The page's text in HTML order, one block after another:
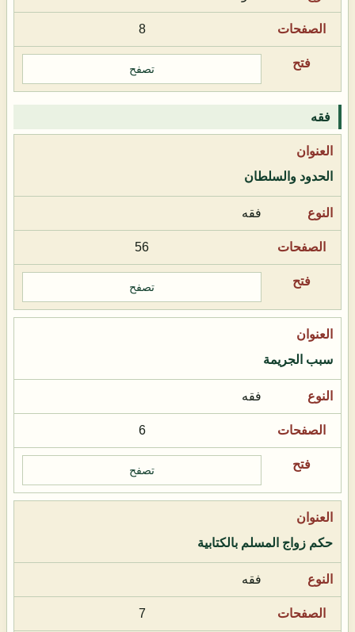
8
تصفح
فقه
الحدود والسلطان
فقه
56
تصفح
سبب الجريمة
فقه
6
تصفح
حكم زواج المسلم بالكتابية
فقه
7